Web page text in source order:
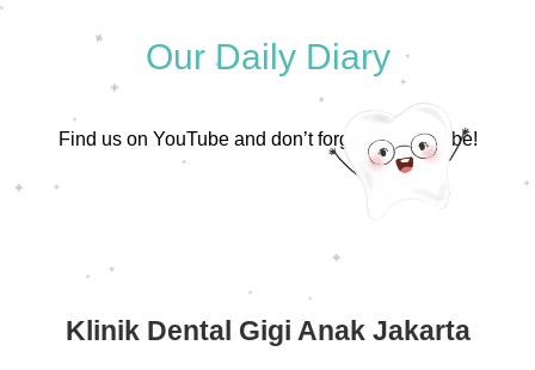
Our Daily Diary
Find us on YouTube and don’t forget to subscribe!
Klinik Dental Gigi Anak Jakarta